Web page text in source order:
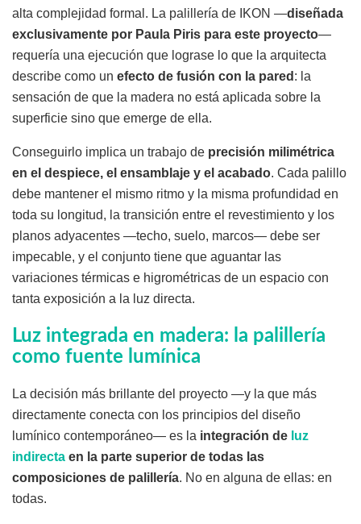
alta complejidad formal. La palillería de IKON —diseñada
exclusivamente por Paula Piris para este proyecto—
requería una ejecución que lograse lo que la arquitecta
describe como un efecto de fusión con la pared : la
sensación de que la madera no está aplicada sobre la
superficie sino que emerge de ella.
Conseguirlo implica un trabajo de precisión milimétrica
en el despiece, el ensamblaje y el acabado. Cada palillo
debe mantener el mismo ritmo y la misma profundidad en
toda su longitud, la transición entre el revestimiento y los
planos adyacentes —techo, suelo, marcos— debe ser
impecable, y el conjunto tiene que aguantar las
variaciones térmicas e higrométricas de un espacio con
tanta exposición a la luz directa.
Luz integrada en madera: la palillería
como fuente lumínica
La decisión más brillante del proyecto —y la que más
directamente conecta con los principios del diseño
lumínico contemporáneo— es la integración de luz
indirecta en la parte superior de todas las
composiciones de palillería. No en alguna de ellas: en
todas.